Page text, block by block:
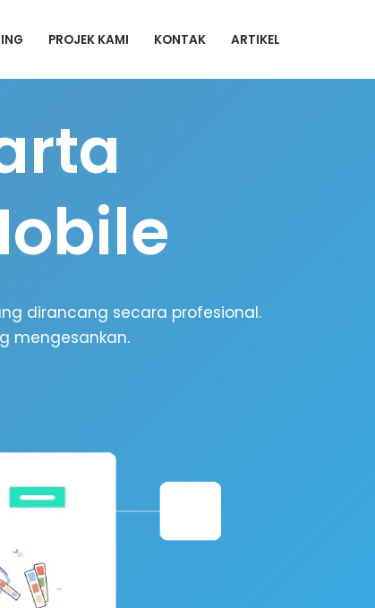
PROJEK KAMI KONTAK ARTIKEL
dirancang secara profesional.
mengesankan.